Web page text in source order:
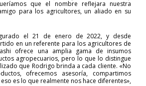
que el nombre reflejara nuestra
para los agricultores, un aliado en su
el 21 de enero de 2022, y desde
en un referente para los agricultores de
ofrece una amplia gama de insumos
agropecuarios, pero lo que lo distingue
que Rodrigo brinda a cada cliente. «No
ofrecemos asesoría, compartimos
es lo que realmente nos hace diferentes»,